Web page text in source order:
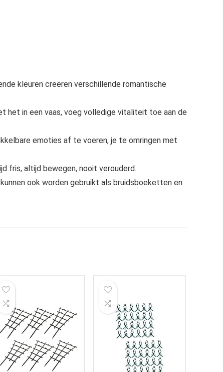
kleuren creëren verschillende romantische
het in een vaas, voeg volledige vitaliteit toe aan de
emoties af te voeren, je te omringen met
fris, altijd bewegen, nooit verouderd.
ook worden gebruikt als bruidsboeketten en